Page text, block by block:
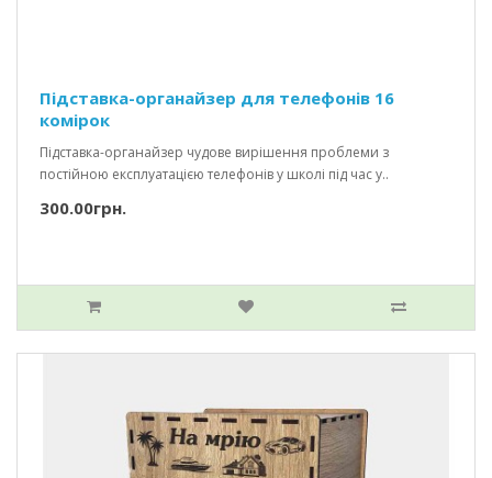
Підставка-органайзер для телефонів 16
комірок
Підставка-органайзер чудове вирішення проблеми з
постійною експлуатацією телефонів у школі під час у..
300.00грн.